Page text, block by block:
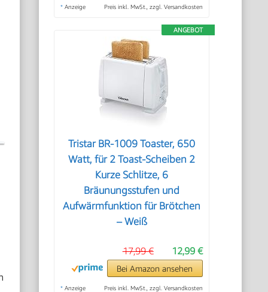
* Anzeige Preis inkl. MwSt., zzgl. Versandkosten
ANGEBOT
Tristar BR-1009 Toaster, 650
Watt, für 2 Toast-Scheiben 2
Kurze Schlitze, 6
Bräunungsstufen und
Aufwärmfunktion für Brötchen
– Weiß
12,99 €
17,99 €
Bei Amazon ansehen
* Anzeige Preis inkl. MwSt., zzgl. Versandkosten